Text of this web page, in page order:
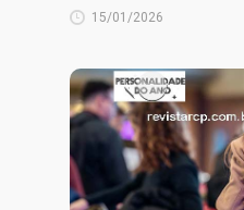
15/01/2026